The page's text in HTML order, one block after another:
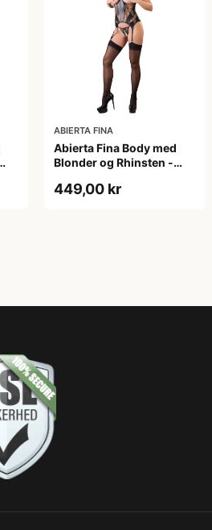
ABIERTA FINA
Abierta Fina Body med
Blonder og Rhinsten -
449,00 kr